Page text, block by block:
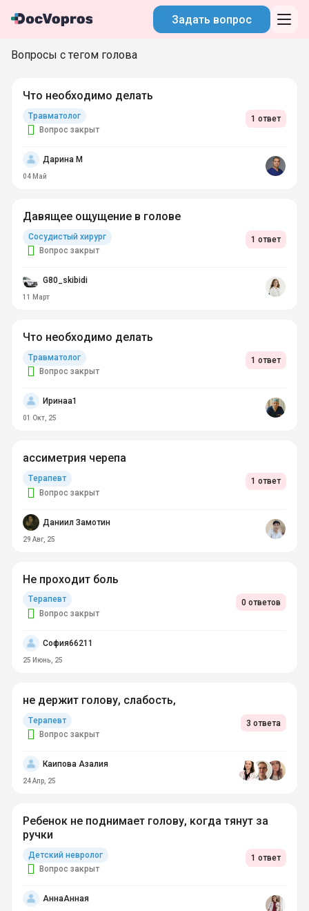
Задать вопрос
Вопросы с тегом голова
Что необходимо делать
Травматолог
Вопрос закрыт
1 ответ
Дарина М
04 Май
Давящее ощущение в голове
Сосудистый хирург
Вопрос закрыт
1 ответ
G80_skibidi
11 Март
Что необходимо делать
Травматолог
Вопрос закрыт
1 ответ
Иринаа1
01 Окт, 25
ассиметрия черепа
Терапевт
Вопрос закрыт
1 ответ
Даниил Замотин
29 Авг, 25
Не проходит боль
Терапевт
Вопрос закрыт
0 ответов
София66211
25 Июнь, 25
не держит голову, слабость,
Терапевт
Вопрос закрыт
3 ответа
Каипова Азалия
24 Апр, 25
Ребенок не поднимает голову, когда тянут за
ручки
Детский невролог
Вопрос закрыт
1 ответ
АннаАнная